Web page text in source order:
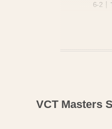
VCT Masters